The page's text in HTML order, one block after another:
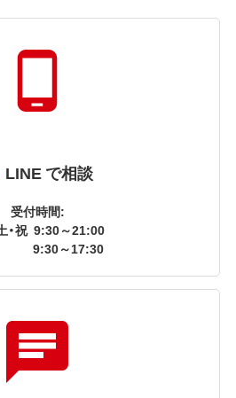
LINE で相談
受付時間:
・祝 9:30～21:00
9:30～17:30